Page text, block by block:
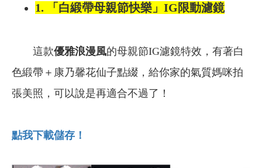
1. 「白緞帶母親節快樂」IG限動濾鏡
這款優雅浪漫風的母親節IG濾鏡特效，有著白
色緞帶＋康乃馨花仙子點綴，給你家的氣質媽咪拍
張美照，可以說是再適合不過了！
點我下載儲存！